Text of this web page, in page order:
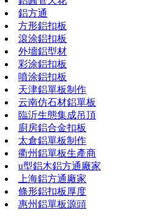
鋁方通
方形鋁扣板
滾涂鋁扣板
外墻鋁型材
彩涂鋁扣板
噴涂鋁扣板
天津鋁單板制作
云南仿石材鋁單板
臨沂生態集成吊頂
廚房鋁合金扣板
太倉鋁單板制作
衢州鋁單板生產商
u型鋁木鋁方通廠家
上海鋁方通廠家
條形鋁扣板厚度
惠州鋁單板源頭